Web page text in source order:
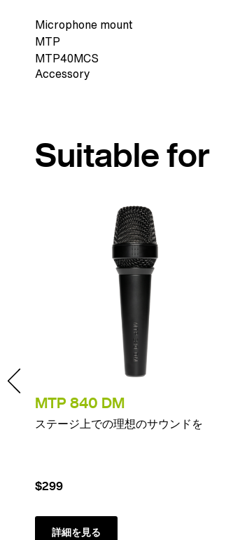
Microphone mount
MTP
MTP40MCS
Accessory
Suitable for
MTP 840 DM
ステージ上での理想のサウンドを
$299
詳細を見る